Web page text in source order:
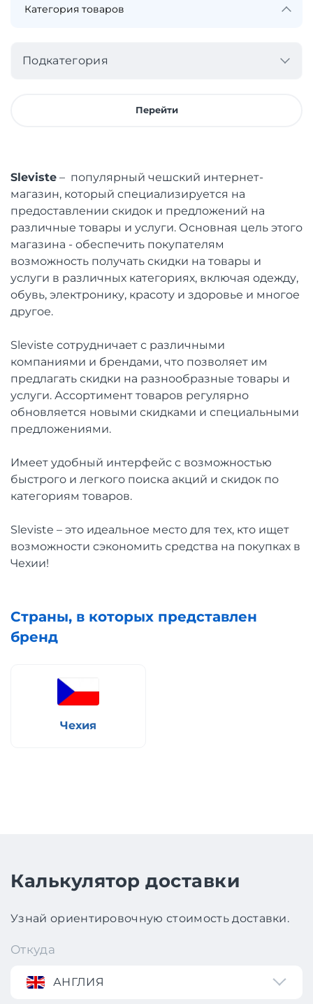
Подкатегория
Перейти
Sleviste – популярный чешский интернет-
магазин, который специализируется на
предоставлении скидок и предложений на
различные товары и услуги. Основная цель этого
магазина - обеспечить покупателям
возможность получать скидки на товары и
услуги в различных категориях, включая одежду,
обувь, электронику, красоту и здоровье и многое
другое.
Sleviste сотрудничает с различными
компаниями и брендами, что позволяет им
предлагать скидки на разнообразные товары и
услуги. Ассортимент товаров регулярно
обновляется новыми скидками и специальными
предложениями.
Имеет удобный интерфейс с возможностью
быстрого и легкого поиска акций и скидок по
категориям товаров.
Sleviste – это идеальное место для тех, кто ищет
возможности сэкономить средства на покупках в
Чехии!
Страны, в которых представлен
бренд
Чехия
Калькулятор доставки
Узнай ориентировочную стоимость доставки.
Откуда
АНГЛИЯ